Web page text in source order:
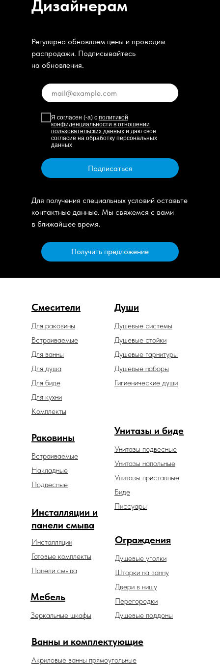
Дизайнерам
Регулярно обновляем цены и проводим
распродажи. Подписывайтесь
на обновления.
Я согласен (-а) с политикой
конфиденциальности в отношении
пользовательских данных и даю свое
согласие на обработку персональных
данных
Подписаться
Для получения специальных условий оставьте
контактные данные. Мы свяжемся с вами
в ближайшее время.
Получить предложение
Смесители Души
Душевые гарнитуры
Душевые системы
Гигиенические души
Душевые наборы
Унитазы и биде
Унитазы подвесные
Унитазы напольные
Унитазы приставные
Раковины
Встраиваемые
Накладные
Подвесные
Встраиваемые
Для биде
Для ванны
Для душа
Для раковины
Для кухни
Ванны и комплектующие
Акриловые ванны прямоугольные
Зеркальные шкафы
Мебель
Ограждения
Душевые уголки
Шторки на ванну
Двери в нишу
Перегородки
Душевые стойки
Биде
Душевые поддоны
Инсталляции и
панели смыва
Инсталляции
Готовые комплекты
Панели смыва
Комплекты
Писсуары